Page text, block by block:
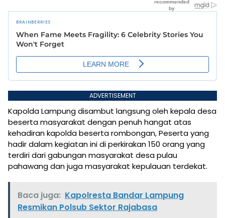
ADVERTISEMENT
Kapolda Lampung disambut langsung oleh kepala desa
beserta masyarakat dengan penuh hangat atas
kehadiran kapolda beserta rombongan, Peserta yang
hadir dalam kegiatan ini di perkirakan 150 orang yang
terdiri dari gabungan masyarakat desa pulau
pahawang dan juga masyarakat kepulauan terdekat.
Baca juga: Kapolresta Bandar Lampung
Resmikan Polsub Sektor Rajabasa